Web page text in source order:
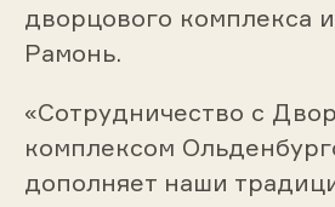
дворцового комплекса
Рамонь.
«Сотрудничество с
комплексом
дополняет наши